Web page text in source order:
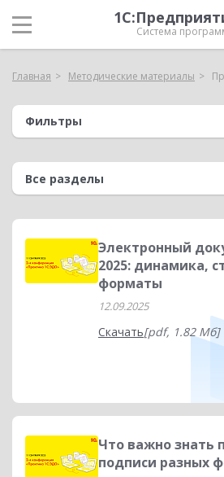
Система
Главная Методические материалы
Фильтры
Электронный
2025: динамика,
форматы
12.09.2025
Скачать[pdf, 1.82 Мб]
Что важно знать
подписи разных